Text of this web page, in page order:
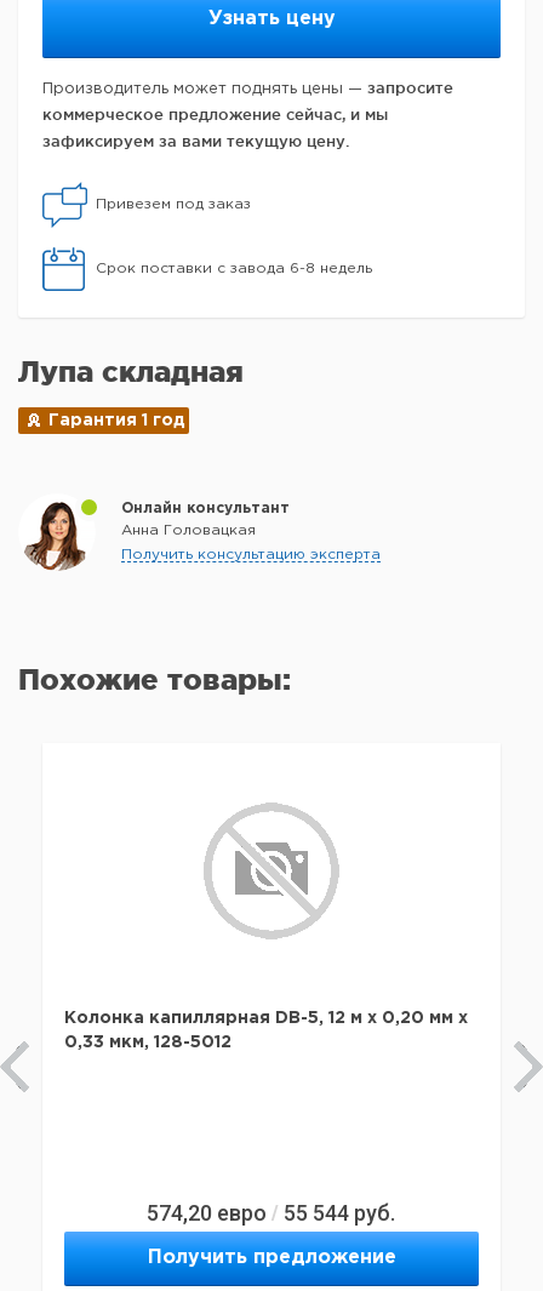
Узнать цену
Производитель может поднять цены — запросите
коммерческое предложение сейчас, и мы
зафиксируем за вами текущую цену.
Привезем под заказ
Срок поставки с завода 6-8 недель
Лупа складная
Гарантия 1 год
Онлайн консультант
Анна Головацкая
Получить консультацию эксперта
Похожие товары:
Колонка капиллярная DB-5, 12 м x 0,20 мм х
0,33 мкм, 128-5012
574,20 евро / 55 544 руб.
Получить предложение